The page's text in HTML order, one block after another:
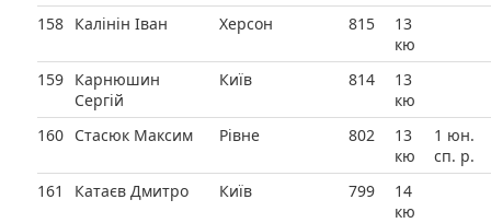
158 Калінін Іван Херсон 815
13
кю
159 Карнюшин
Сергій
Київ 814
13
кю
160 Стасюк Максим Рівне 802
13
кю
1 юн.
сп. р.
161
Катаєв Дмитро Київ 799
14
кю